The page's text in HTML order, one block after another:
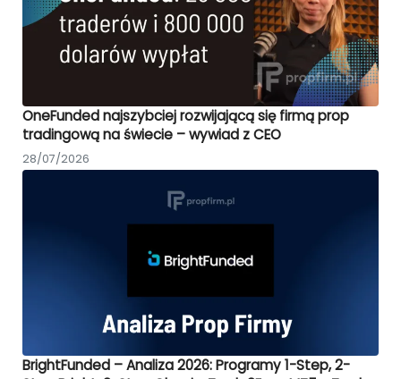
OneFunded najszybciej rozwijającą się firmą prop
tradingową na świecie – wywiad z CEO
28/07/2026
BrightFunded – Analiza 2026: Programy 1-Step, 2-